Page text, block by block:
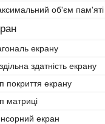
об'єм пам'яті
екрану
здатність екрану
покриття екрану
матриці
екран